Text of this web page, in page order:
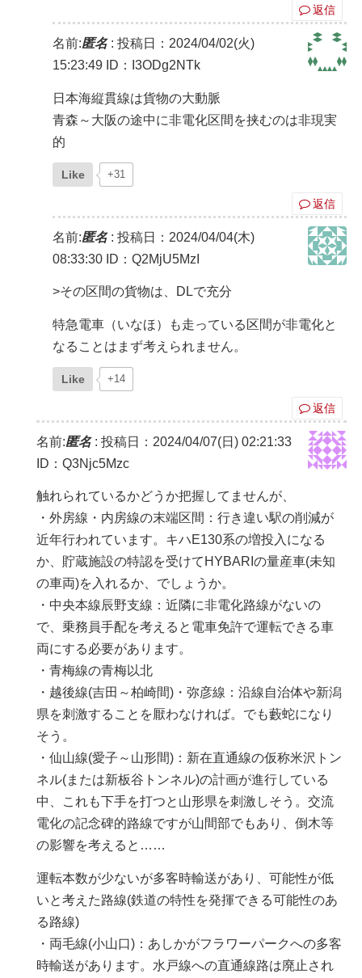
返信
名前:匿名: 投稿日：2024/04/02(火)
15:23:49 ID：I3ODg2NTk
日本海縦貫線は貨物の大動脈
青森～大阪の途中に非電化区間を挟むのは非現実
的
Like +31
返信
名前:匿名: 投稿日：2024/04/04(木)
08:33:30 ID：Q2MjU5MzI
>その区間の貨物は、DLで充分
特急電車（いなほ）も走っている区間が非電化と
なることはまず考えられません。
Like +14
返信
名前:匿名: 投稿日：2024/04/07(日) 02:21:33
ID：Q3Njc5Mzc
触れられているかどうか把握してませんが、
・外房線・内房線の末端区間：行き違い駅の削減が
近年行われています。キハE130系の増投入になる
か、貯蔵施設の特認を受けてHYBARIの量産車(未知
の車両)を入れるか、でしょうか。
・中央本線辰野支線：近隣に非電化路線がないの
で、乗務員手配を考えると電車免許で運転できる車
両にする必要があります。
・青梅線の青梅以北
・越後線(吉田～柏崎間)・弥彦線：沿線自治体や新潟
県を刺激することを厭わなければ。でも藪蛇になり
そう。
・仙山線(愛子～山形間)：新在直通線の仮称米沢トン
ネル(または新板谷トンネル)の計画が進行している
中、これも下手を打つと山形県を刺激しそう。交流
電化の記念碑的路線ですが山間部でもあり、倒木等
の影響を考えると……
運転本数が少ないが多客時輸送があり、可能性が低
いと考えた路線(鉄道の特性を発揮できる可能性のあ
る路線)
・両毛線(小山口)：あしかがフラワーパークへの多客
時輸送があります。水戸線への直通線路は廃止され